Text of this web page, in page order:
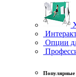
Опции
Популярные